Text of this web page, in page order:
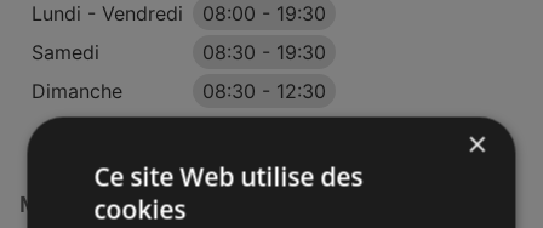
Lundi - Vendredi
08:00 - 19:30
Samedi
08:30 - 19:30
Dimanche
08:30 - 12:30
Magasins Maximarché à :
×
Ce site Web utilise des
cookies